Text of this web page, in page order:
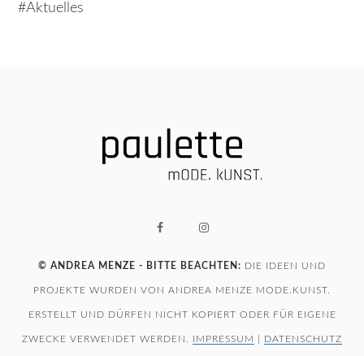
Aktuelles
© ANDREA MENZE - BITTE BEACHTEN: DIE IDEEN UND
PROJEKTE WURDEN VON ANDREA MENZE MODE.KUNST.
ERSTELLT UND DÜRFEN NICHT KOPIERT ODER FÜR EIGENE
ZWECKE VERWENDET WERDEN. IMPRESSUM DATENSCHUTZ